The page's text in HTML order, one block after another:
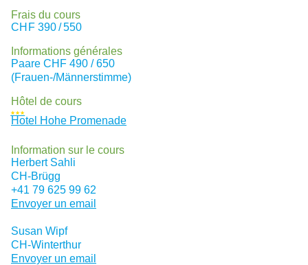
Frais du cours
CHF390 / 550
Informations générales
Paare CHF 490 / 650
(Frauen-/Männerstimme)
Hôtel de cours
★★★
Hotel Hohe Promenade
Information sur le cours
Herbert Sahli
CH-Brügg
+41 79 625 99 62
Envoyer un email
Susan Wipf
CH-Winterthur
Envoyer un email